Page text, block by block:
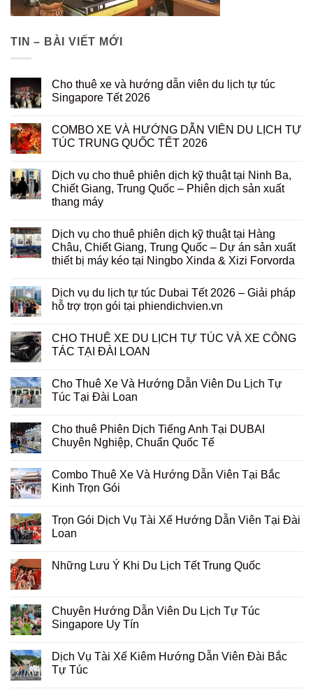
TIN – BÀI VIẾT MỚI
Cho thuê xe và hướng dẫn viên du lịch tự túc
Singapore Tết 2026
COMBO XE VÀ HƯỚNG DẪN VIÊN DU LỊCH TỰ
TÚC TRUNG QUỐC TẾT 2026
Dịch vụ cho thuê phiên dịch kỹ thuật tại Ninh Ba,
Chiết Giang, Trung Quốc – Phiên dịch sản xuất
thang máy
Dịch vụ cho thuê phiên dịch kỹ thuật tại Hàng
Châu, Chiết Giang, Trung Quốc – Dự án sản xuất
thiết bị máy kéo tại Ningbo Xinda & Xizi Forvorda
Dịch vụ du lịch tự túc Dubai Tết 2026 – Giải pháp
hỗ trợ trọn gói tại phiendichvien.vn
CHO THUÊ XE DU LỊCH TỰ TÚC VÀ XE CÔNG
TÁC TẠI ĐÀI LOAN
Cho Thuê Xe Và Hướng Dẫn Viên Du Lịch Tự
Túc Tại Đài Loan
Cho thuê Phiên Dịch Tiếng Anh Tại DUBAI
Chuyên Nghiệp, Chuẩn Quốc Tế
Combo Thuê Xe Và Hướng Dẫn Viên Tại Bắc
Kinh Trọn Gói
Trọn Gói Dịch Vụ Tài Xế Hướng Dẫn Viên Tại Đài
Loan
Những Lưu Ý Khi Du Lịch Tết Trung Quốc
Chuyên Hướng Dẫn Viên Du Lịch Tự Túc
Singapore Uy Tín
Dịch Vụ Tài Xế Kiêm Hướng Dẫn Viên Đài Bắc
Tự Túc